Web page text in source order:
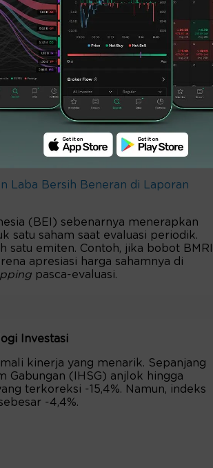
dan dikuasai oleh emiten
(31/03/2026), Hanya 10 saham
dari total pergerakan indeks.
oleh sektor Keuangan (46,7%),
Lebih lanjut, bank-bank
berada di urutan pertama
ASII (13,60%), dan BBCA
Laba Bersih Beneran di Laporan
(BEI) sebenarnya menerapkan
satu saham saat evaluasi periodik.
satu emiten. Contoh, jika bobot BMRI
apresiasi harga sahamnya di
pasca-evaluasi.
Investasi
kinerja yang menarik. Sepanjang
Gabungan (IHSG) anjlok hingga
terkoreksi -15,4%. Namun, indeks
-4,4%.